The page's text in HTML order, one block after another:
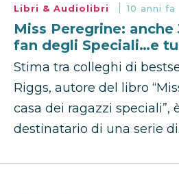
Libri & Audiolibri 10 anni fa
Miss Peregrine: anche
fan degli Speciali…e
Stima tra colleghi di
Riggs, autore del libro
casa dei ragazzi speciali”,
destinatario di una serie